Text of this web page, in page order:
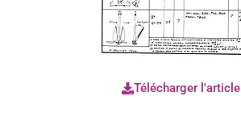
Télécharger l'article